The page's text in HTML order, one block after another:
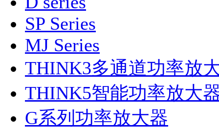
SP Series
MJ Series
THINK3多通道功率放
THINK5智能功率放大
G系列功率放大器